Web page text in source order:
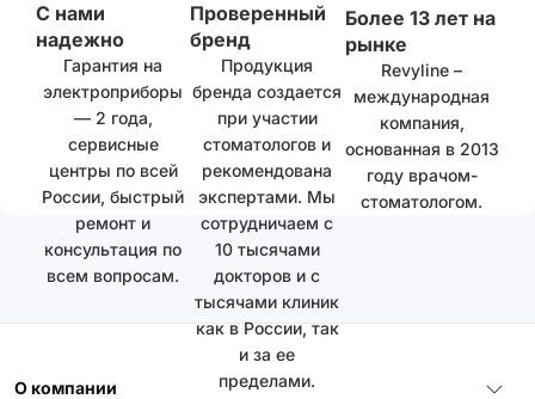
С нами
надежно
Гарантия на
электроприборы
— 2 года,
сервисные
центры по всей
России, быстрый
ремонт и
консультация по
всем вопросам.
Проверенный
бренд
Продукция
бренда создается
при участии
стоматологов и
рекомендована
экспертами. Мы
сотрудничаем с
10 тысячами
докторов и с
тысячами клиник
как в России, так
и за ее
пределами.
Более 13 лет на
рынке
Revyline –
международная
компания,
основанная в 2013
году врачом-
стоматологом.
О компании